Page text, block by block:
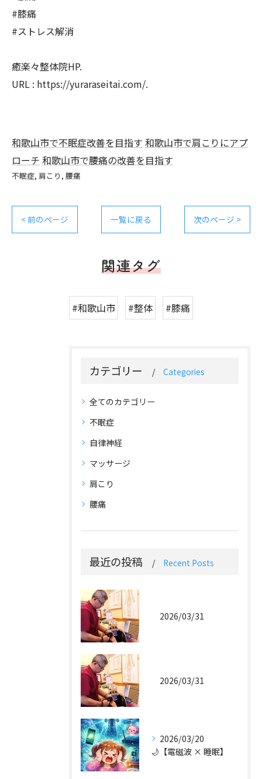
#膝痛
#ストレス解消
癒楽々整体院HP.
URL : https://yuraraseitai.com/.
和歌山市で不眠症改善を目指す 和歌山市で肩こりにアプ
ローチ 和歌山市で腰痛の改善を目指す
不眠症 肩こり 腰痛
< 前のページ 一覧に戻る 次のページ >
関連タグ
#和歌山市 #整体 #膝痛
カテゴリー Categories
全てのカテゴリー
不眠症
自律神経
マッサージ
肩こり
腰痛
最近の投稿 Recent Posts
2026/03/31
2026/03/31
2026/03/20
🌙【電磁波 × 睡眠】